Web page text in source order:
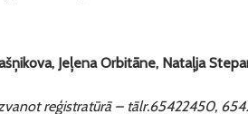
, Jeļena Orbitāne, Nataļja
reģistratūrā – tālr.65422450,